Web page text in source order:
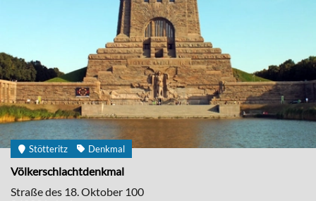
Stötteritz Denkmal
Völkerschlachtdenkmal
Straße des 18. Oktober 100